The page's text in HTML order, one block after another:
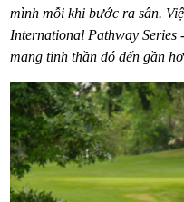
mình mỗi khi bước ra sân.
International Pathway
mang tinh thần đó đến gần